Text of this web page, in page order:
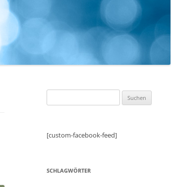
nach:
[custom-facebook-feed]
SCHLAGWÖRTER